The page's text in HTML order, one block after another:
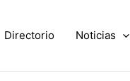
Directorio Noticias